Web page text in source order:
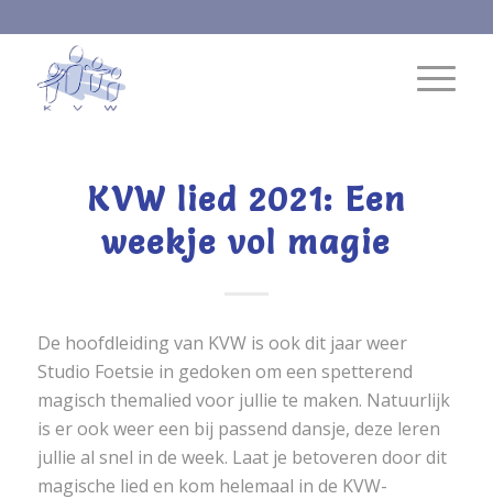
KVW lied 2021: Een
weekje vol magie
De hoofdleiding van KVW is ook dit jaar weer
Studio Foetsie in gedoken om een spetterend
magisch themalied voor jullie te maken. Natuurlijk
is er ook weer een bij passend dansje, deze leren
jullie al snel in de week. Laat je betoveren door dit
magische lied en kom helemaal in de KVW-